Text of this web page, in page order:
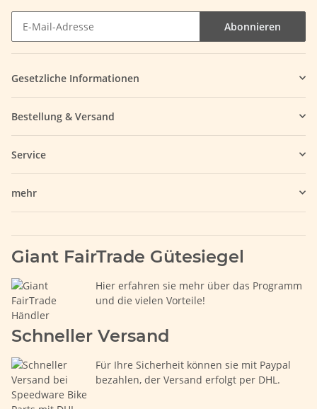
Abonnieren
Gesetzliche Informationen
Bestellung & Versand
Service
mehr
Giant FairTrade Gütesiegel
Hier erfahren sie mehr über das Programm
und die vielen Vorteile!
Schneller Versand
Für Ihre Sicherheit können sie mit Paypal
bezahlen, der Versand erfolgt per DHL.